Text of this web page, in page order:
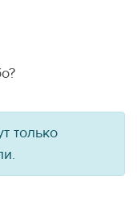
только